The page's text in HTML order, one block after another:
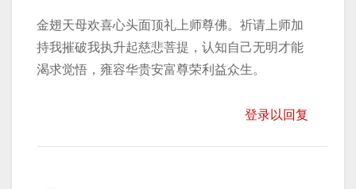
金翅天母欢喜心头面顶礼上师尊佛。祈请上师加
持我摧破我执升起慈悲菩提，认知自己无明才能
渴求觉悟，雍容华贵安富尊荣利益众生。
登录以回复